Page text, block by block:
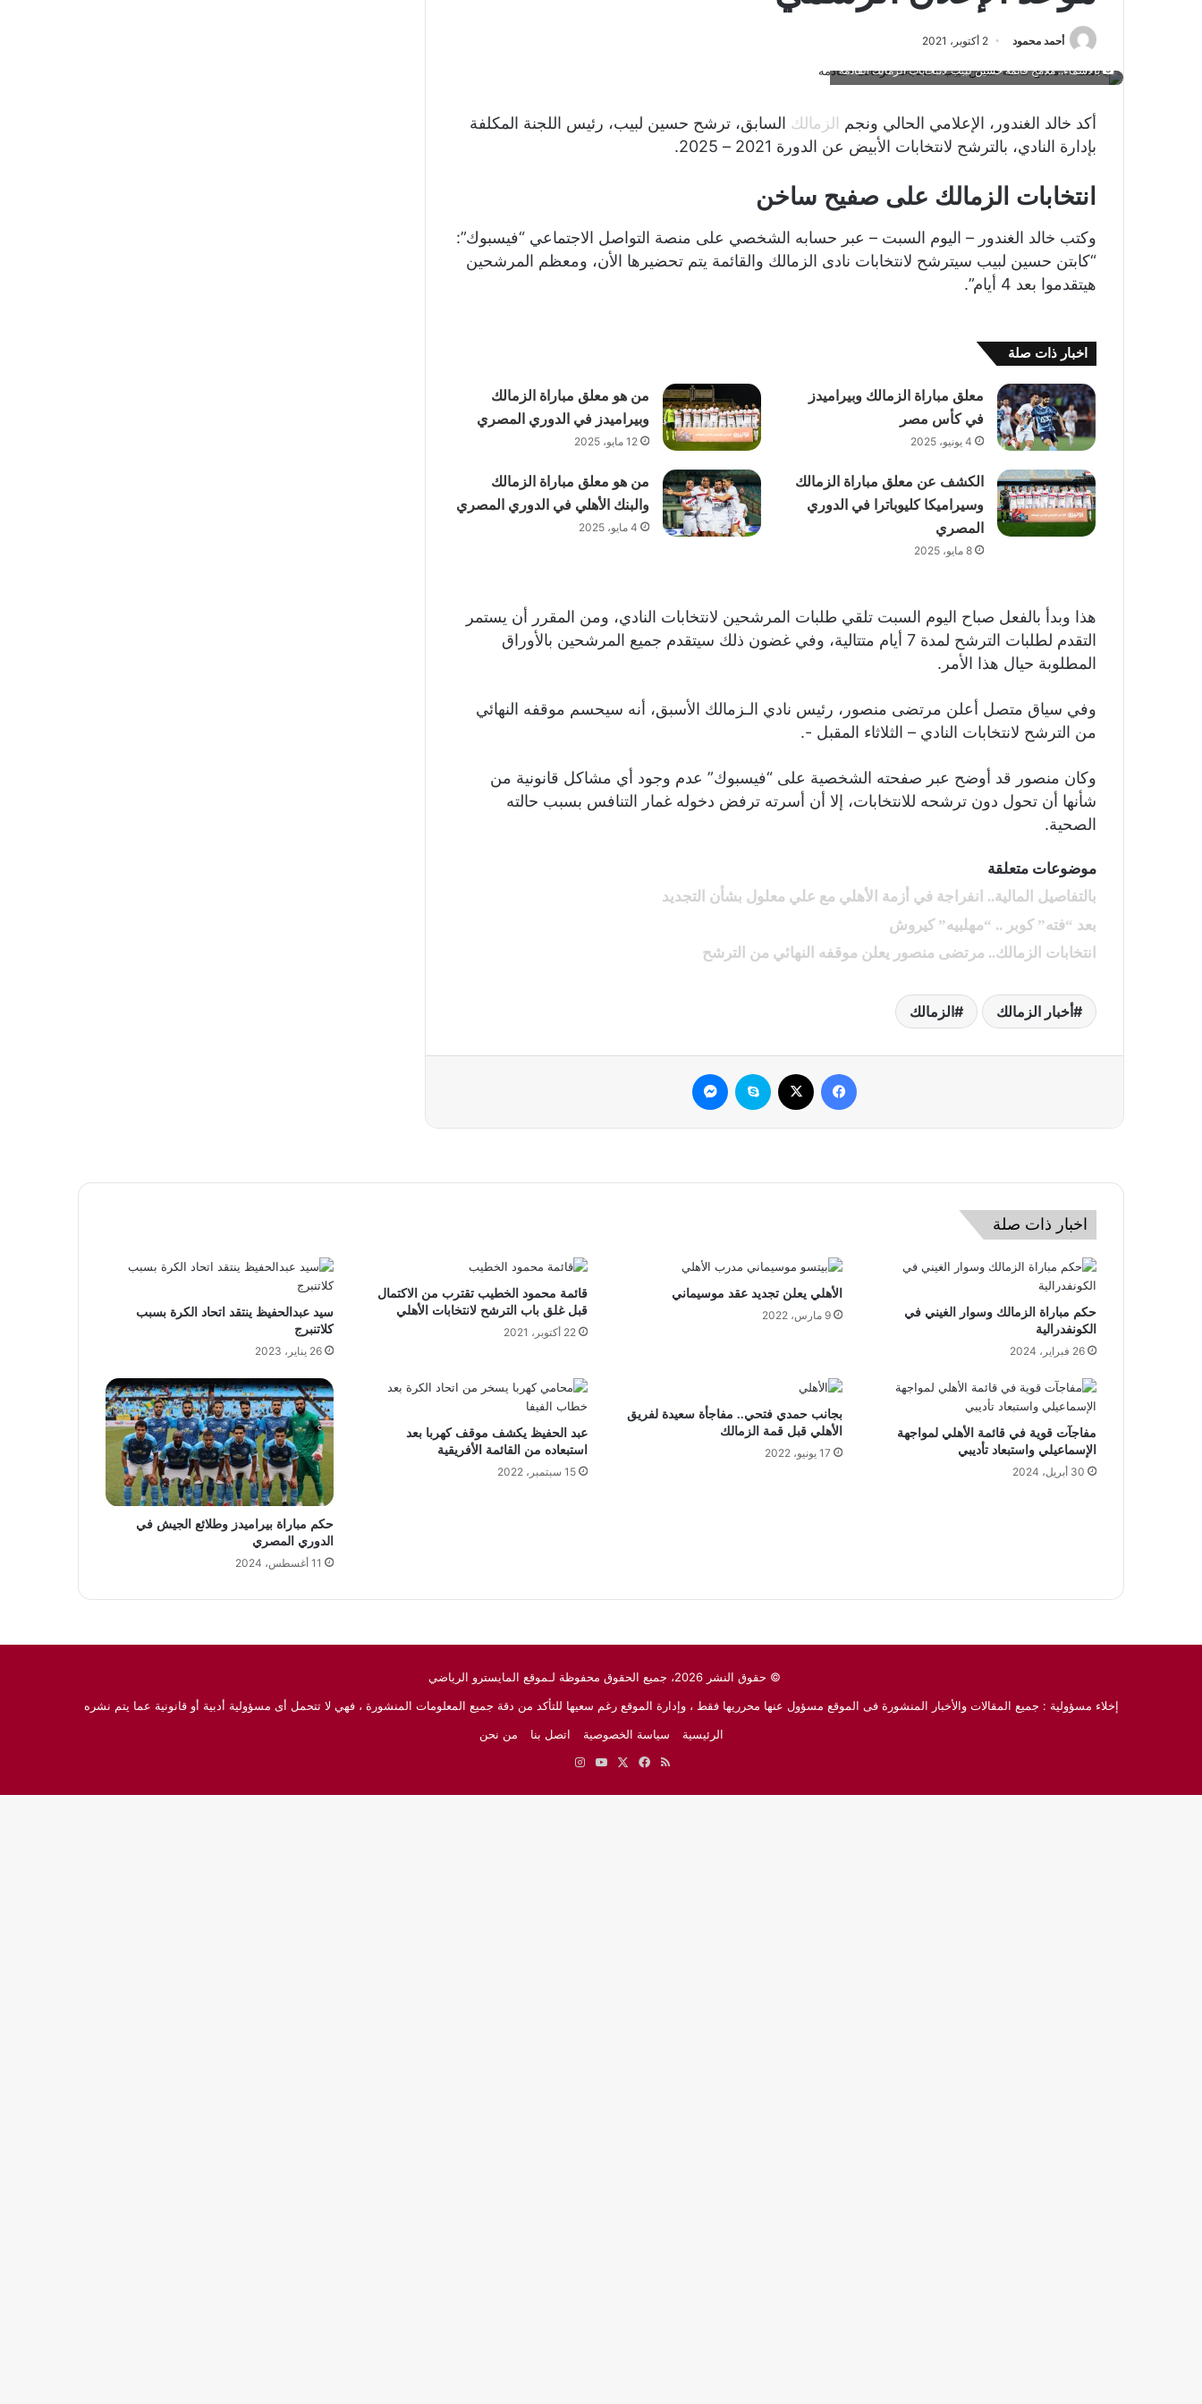
أحمد محمود 2 أكتوبر، 2021
بالأسماء.. ملامح قائمة حسين لبيب لانتخابات الزمالك القادمة
أكد خالد الغندور، الإعلامي الحالي ونجم الزمالك السابق، ترشح حسين لبيب، رئيس اللجنة المكلفة
بإدارة النادي، بالترشح لانتخابات الأبيض عن الدورة 2021 – 2025.
انتخابات الزمالك على صفيح ساخن
وكتب خالد الغندور – اليوم السبت – عبر حسابه الشخصي على منصة التواصل الاجتماعي “فيسبوك”:
“كابتن حسين لبيب سيترشح لانتخابات نادى الزمالك والقائمة يتم تحضيرها الأن، ومعظم المرشحين
هيتقدموا بعد 4 أيام”.
اخبار ذات صلة
معلق مباراة الزمالك وبيراميدز
في كأس مصر
4 يونيو، 2025
من هو معلق مباراة الزمالك
وبيراميدز في الدوري المصري
12 مايو، 2025
الكشف عن معلق مباراة الزمالك
وسيراميكا كليوباترا في الدوري
المصري
8 مايو، 2025
من هو معلق مباراة الزمالك
والبنك الأهلي في الدوري المصري
4 مايو، 2025
هذا وبدأ بالفعل صباح اليوم السبت تلقي طلبات المرشحين لانتخابات النادي، ومن المقرر أن يستمر
التقدم لطلبات الترشح لمدة 7 أيام متتالية، وفي غضون ذلك سيتقدم جميع المرشحين بالأوراق
المطلوبة حيال هذا الأمر.
وفي سياق متصل أعلن مرتضى منصور، رئيس نادي الـزمالك الأسبق، أنه سيحسم موقفه النهائي
من الترشح لانتخابات النادي – الثلاثاء المقبل -.
وكان منصور قد أوضح عبر صفحته الشخصية على “فيسبوك” عدم وجود أي مشاكل قانونية من
شأنها أن تحول دون ترشحه للانتخابات، إلا أن أسرته ترفض دخوله غمار التنافس بسبب حالته
الصحية.
موضوعات متعلقة
بالتفاصيل المالية.. انفراجة في أزمة الأهلي مع علي معلول بشأن التجديد
بعد “فته” كوبر .. “مهلبيه” كيروش
انتخابات الزمالك.. مرتضى منصور يعلن موقفه النهائي من الترشح
أخبار الزمالك الزمالك
فيسبوك سكايب
اخبار ذات صلة
حكم مباراة الزمالك وسوار الغيني في
الكونفدرالية
26 فبراير، 2024
الأهلي يعلن تجديد عقد موسيماني
9 مارس، 2022
قائمة محمود الخطيب تقترب من الاكتمال
قبل غلق باب الترشح لانتخابات الأهلي
22 أكتوبر، 2021
سيد عبدالحفيظ ينتقد اتحاد الكرة بسبب
كلاتنبرج
26 يناير، 2023
مفاجآت قوية في قائمة الأهلي لمواجهة
الإسماعيلي واستبعاد تأديبي
30 أبريل، 2024
بجانب حمدي فتحي.. مفاجأة سعيدة لفريق
الأهلي قبل قمة الزمالك
17 يونيو، 2022
عبد الحفيظ يكشف موقف كهربا بعد
استبعاده من القائمة الأفريقية
15 سبتمبر، 2022
حكم مباراة بيراميدز وطلائع الجيش في
الدوري المصري
11 أغسطس، 2024
© حقوق النشر 2026، جميع الحقوق محفوظة لـموقع المايسترو الرياضي
إخلاء مسؤولية : جميع المقالات والأخبار المنشورة فى الموقع مسؤول عنها محرريها فقط ، وإدارة الموقع رغم سعيها للتأكد من دقة جميع المعلومات المنشورة ، فهي لا تتحمل أى مسؤولية أدبية أو قانونية عما يتم نشره
الرئيسية
سياسة الخصوصية اتصل بنا
من نحن
ملخصفيسبوك ‫YouTubeانستقرام